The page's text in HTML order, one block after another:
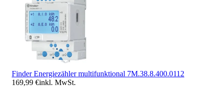
Finder Energiezähler multifunktional 7M.38.8.400.0112
169,99 €inkl. MwSt.